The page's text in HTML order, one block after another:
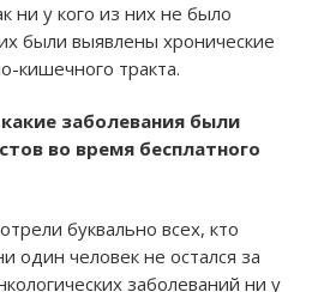
ни у кого из них не было
были выявлены хронические
кишечного тракта.
заболевания были
во время бесплатного
буквально всех, кто
один человек не остался за
заболеваний ни у